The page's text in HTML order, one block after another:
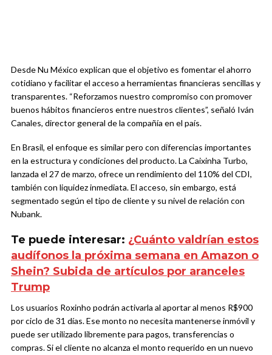
Desde Nu México explican que el objetivo es fomentar el ahorro
cotidiano y facilitar el acceso a herramientas financieras sencillas y
transparentes. “Reforzamos nuestro compromiso con promover
buenos hábitos financieros entre nuestros clientes”, señaló Iván
Canales, director general de la compañía en el país.
En Brasil, el enfoque es similar pero con diferencias importantes
en la estructura y condiciones del producto. La Caixinha Turbo,
lanzada el 27 de marzo, ofrece un rendimiento del 110% del CDI,
también con liquidez inmediata. El acceso, sin embargo, está
segmentado según el tipo de cliente y su nivel de relación con
Nubank.
Te puede interesar: ¿Cuánto valdrían estos
audífonos la próxima semana en Amazon o
Shein? Subida de artículos por aranceles
Trump
Los usuarios Roxinho podrán activarla al aportar al menos R$900
por ciclo de 31 días. Ese monto no necesita mantenerse inmóvil y
puede ser utilizado libremente para pagos, transferencias o
compras. Si el cliente no alcanza el monto requerido en un nuevo